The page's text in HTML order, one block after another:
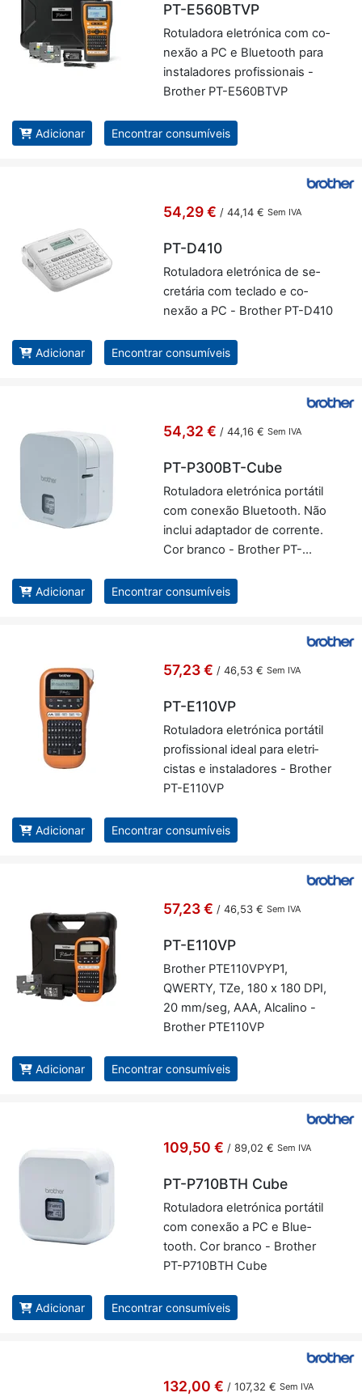
PT-E560BTVP
Ro­tu­la­dora ele­tró­nica com co­
nexão a PC e Blu­e­tooth para
ins­ta­la­dores pro­fis­si­o­nais -
Brother PT-E560BTVP
Adicionar Encontrar consumíveis
54,29 € / 44,14 € Sem IVA
PT-D410
Ro­tu­la­dora ele­tró­nica de se­
cre­tária com te­clado e co­
nexão a PC - Brother PT-D410
Adicionar Encontrar consumíveis
54,32 € / 44,16 € Sem IVA
PT-P300BT-Cube
Ro­tu­la­dora ele­tró­nica por­tátil
com co­nexão Blu­e­tooth. Não
in­clui adap­tador de cor­rente.
Cor branco - Brother PT-
Adicionar Encontrar consumíveis
57,23 € / 46,53 € Sem IVA
PT-E110VP
Ro­tu­la­dora ele­tró­nica por­tátil
pro­fis­si­onal ideal para ele­tri­
cistas e ins­ta­la­dores - Brother
PT-E110VP
Adicionar Encontrar consumíveis
57,23 € / 46,53 € Sem IVA
PT-E110VP
Brother PTE110VPYP1,
QWERTY, TZe, 180 x 180 DPI,
20 mm/seg, AAA, Al­ca­lino -
Brother PTE110VP
Adicionar Encontrar consumíveis
109,50 € / 89,02 € Sem IVA
PT-P710BTH Cube
Ro­tu­la­dora ele­tró­nica por­tátil
com co­nexão a PC e Blu­e­
tooth. Cor branco - Brother
PT-P710BTH Cube
Adicionar Encontrar consumíveis
132,00 € / 107,32 € Sem IVA